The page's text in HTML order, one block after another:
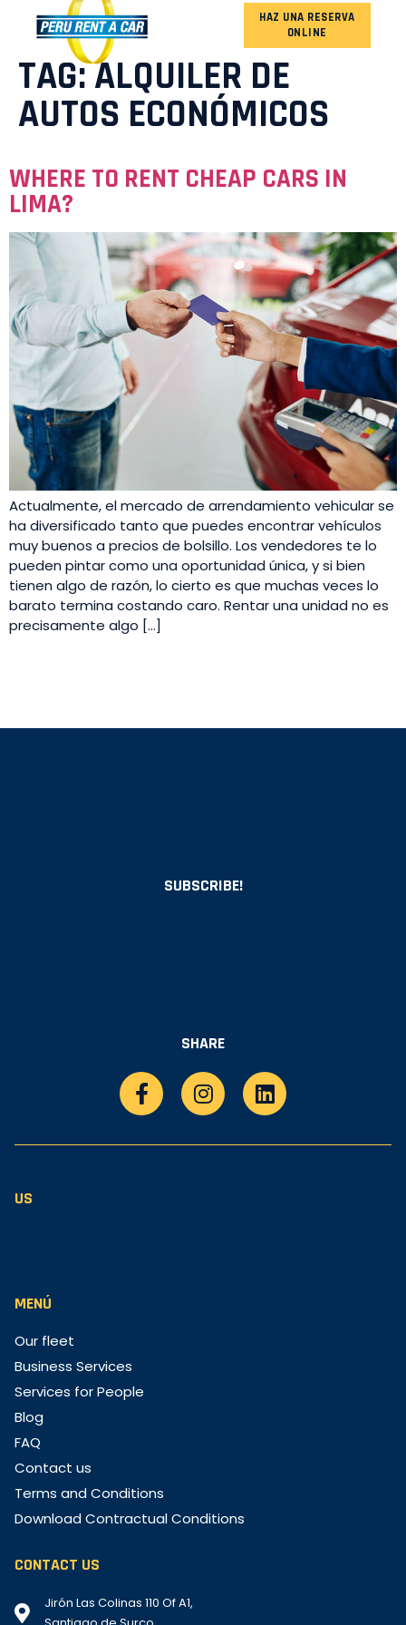
HAZ UNA RESERVA
ONLINE
TAG:ALQUILER DE
AUTOS ECONÓMICOS
WHERE TO RENT CHEAP CARS IN
LIMA?
Actualmente, el mercado de arrendamiento vehicular se
ha diversificado tanto que puedes encontrar vehículos
muy buenos a precios de bolsillo. Los vendedores te lo
pueden pintar como una oportunidad única, y si bien
tienen algo de razón, lo cierto es que muchas veces lo
barato termina costando caro. Rentar una unidad no es
precisamente algo […]
SUBSCRIBE!
SHARE
US
MENÚ
Our fleet
Business Services
Services for People
Blog
FAQ
Contact us
Terms and Conditions
Download Contractual Conditions
CONTACT US
Jirón Las Colinas 110 Of A1,